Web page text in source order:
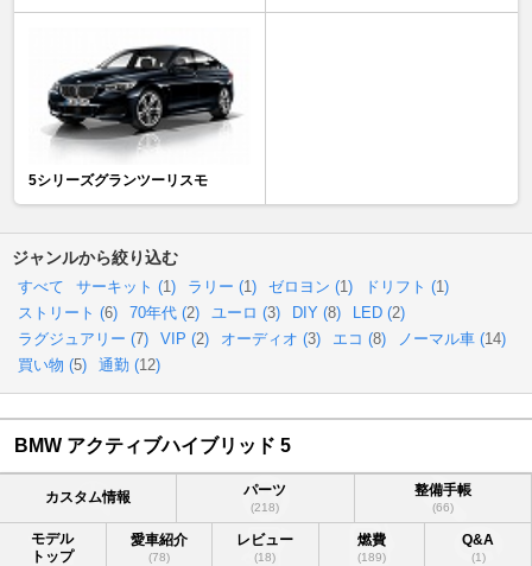
5シリーズグランツーリスモ
ジャンルから絞り込む
すべて サーキット (1) ラリー (1) ゼロヨン (1) ドリフト (1)
ストリート (6) 70年代 (2) ユーロ (3) DIY (8) LED (2)
ラグジュアリー (7) VIP (2) オーディオ (3) エコ (8) ノーマル車 (14)
買い物 (5) 通勤 (12)
BMW アクティブハイブリッド 5
カスタム情報 パーツ
(218)
整備手帳
(66)
モデル
トップ
愛車紹介
(78)
レビュー
(18)
燃費
(189)
Q&A
(1)